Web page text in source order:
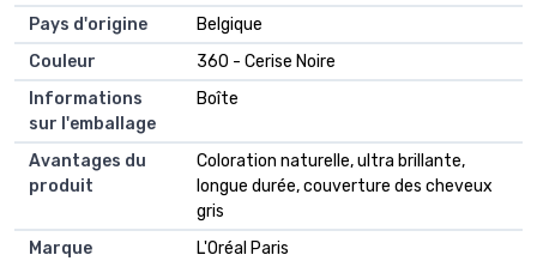
Pays d'origine
Belgique
Couleur
360 - Cerise Noire
Informations
sur l'emballage
Boîte
Avantages du
produit
Coloration naturelle, ultra brillante,
longue durée, couverture des cheveux
gris
Marque
L'Oréal Paris